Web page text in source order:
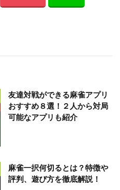
友達対戦ができる麻雀アプリ
おすすめ８選！２人から対局
可能なアプリも紹介
麻雀一択何切るとは？特徴や
評判、遊び方を徹底解説！